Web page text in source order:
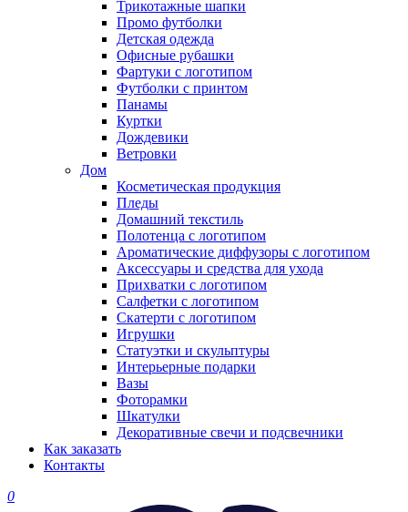
Трикотажные шапки
Промо футболки
Детская одежда
Офисные рубашки
Фартуки с логотипом
Футболки с принтом
Панамы
Куртки
Дождевики
Ветровки
Дом
Косметическая продукция
Пледы
Домашний текстиль
Полотенца с логотипом
Ароматические диффузоры с логотипом
Аксессуары и средства для ухода
Прихватки с логотипом
Салфетки с логотипом
Скатерти с логотипом
Игрушки
Статуэтки и скульптуры
Интерьерные подарки
Вазы
Фоторамки
Шкатулки
Декоративные свечи и подсвечники
Как заказать
Контакты
0